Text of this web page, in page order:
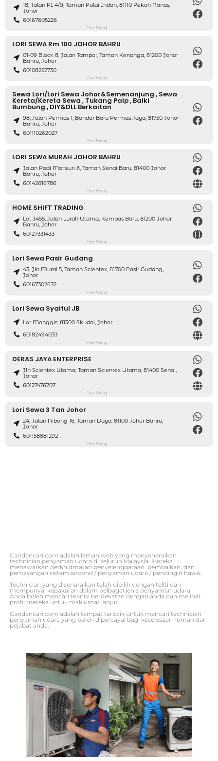
18, Jalan PI 4/9, Taman Pulai Indah, 81110 Pekan Nanas,
Johor
60167605226
Free listing
LORI SEWA Rm 100 JOHOR BAHRU
01-09 Block 8, Jalan Tampoi, Taman Kenanga, 81200 Johor
Bahru, Johor
60108252730
Free listing
Sewa Lori/Lori Sewa Johor&Semenanjung , Sewa
Kereta/Kereta Sewa , Tukang Paip , Baiki
Bumbung , DIY&DLL Berkaitan
98, Jalan Permas 1, Bandar Baru Permas Jaya, 81750 Johor
Bahru, Johor
601110262027
Free listing
LORI SEWA MURAH JOHOR BAHRU
Jalan Padi Mahsuri 8, Taman Senai Baru, 81400 Johor
Bahru, Johor
60142616786
Free listing
HOME SHIFT TRADING
Lot 3455, Jalan Lurah Utama, Kempas Baru, 81200 Johor
Bahru, Johor
60127331433
Free listing
Lori Sewa Pasir Gudang
43, Jln Murai 5, Taman Scientex, 81700 Pasir Gudang,
Johor
60167302632
Free listing
Lori Sewa Syaiful JB
Lor Manggis, 81300 Skudai, Johor
60182494033
Free listing
DERAS JAYA ENTERPRISE
Jln Scientex Utama, Taman Scientex Utama, 81400 Senai,
Johor
60127476707
Free listing
Lori Sewa 3 Tan Johor
24, Jalan Nibong 16, Taman Daya, 81100 Johor Bahru,
Johor
601158881292
Free listing
Caridancari.com adalah laman web yang menyenaraikan
technician penyaman udara di seluruh Malaysia. Mereka
menawarkan perkhidmatan penyelenggaraan, pembaikan, dan
pemasangan sistem aircond / penyaman udara / pendingin hawa.
Technician yang disenaraikan telah dipilih dengan teliti dan
mempunyai kepakaran dalam pelbagai jenis penyaman udara.
Anda boleh mencari teknisi berdekatan dengan anda dan melihat
profil mereka untuk maklumat lanjut.
Caridancari.com adalah tempat terbaik untuk mencari technician
penyaman udara yang boleh dipercayai bagi keselesaan rumah dan
pejabat anda.